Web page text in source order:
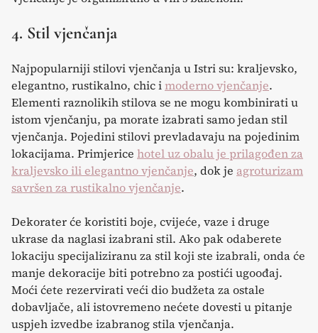
4. Stil vjenčanja
Najpopularniji stilovi vjenčanja u Istri su: kraljevsko,
elegantno, rustikalno, chic imoderno vjenčanje.
Elementi raznolikih stilova se ne mogu kombinirati u
istom vjenčanju, pa morate izabrati samo jedan stil
vjenčanja. Pojedini stilovi prevladavaju na pojedinim
lokacijama. Primjerice hotel uz obalu je prilagođen za
kraljevsko ili elegantno vjenčanje, dok je agroturizam
savršen za rustikalno vjenčanje.
Dekorater će koristiti boje, cvijeće, vaze i druge
ukrase da naglasi izabrani stil. Ako pak odaberete
lokaciju specijaliziranu za stil koji ste izabrali, onda će
manje dekoracije biti potrebno za postići ugoođaj.
Moći ćete rezervirati veći dio budžeta za ostale
dobavljače, ali istovremeno nećete dovesti u pitanje
uspjeh izvedbe izabranog stila vjenčanja.